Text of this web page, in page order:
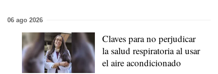
06 ago 2026
Claves para no perjudicar
la salud respiratoria al usar
el aire acondicionado